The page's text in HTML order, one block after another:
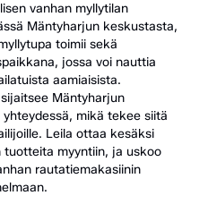
vanhan myllytilan
Mäntyharjun keskustasta,
toimii sekä
jossa voi nauttia
aamiaisista.
Mäntyharjun
mikä tekee siitä
Leila ottaa kesäksi
tuotteita myyntiin, ja uskoo
rautatiemakasiinin